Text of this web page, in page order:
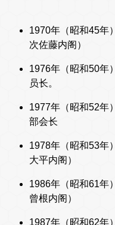
1970年（昭和45年
次佐藤内阁）
1976年（昭和50年
员长。
1977年（昭和52年
部会长
1978年（昭和53年
大平内阁）
1986年（昭和61年
曾根内阁）
1987年（昭和62年